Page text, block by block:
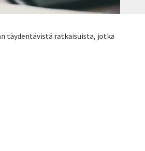
täydentävistä ratkaisuista, jotka